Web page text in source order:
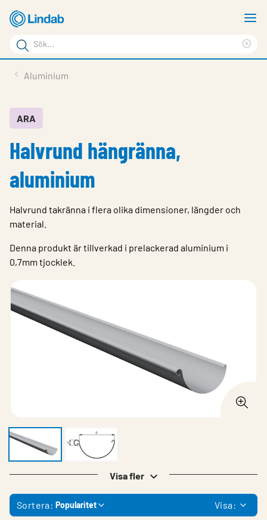
Hoppa
till
huvudinnehållet
Sökord
Sök
på
Service & Support
Hållbarhet
Choose languge
Sweden
Aluminium
ARA
Halvrund hängränna,
aluminium
Halvrund takränna i flera olika dimensioner, längder och
material.
Denna produkt är tillverkad i prelackerad aluminium i
0,7mm tjocklek.
Visa fler
Sortera: Popularitet Visa: